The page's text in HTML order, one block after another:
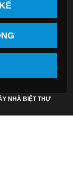
NHÀ BIỆT THỰ